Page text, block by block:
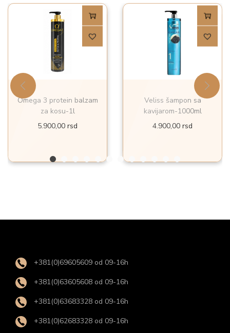
Omega 3 protein balzam
za kosu-1l
5.900,00 rsd
Veliss šampon sa
kavijarom-1000ml
4.900,00 rsd
+381(0)69605609 od 09-16h
+381(0)63605608 od 09-16h
+381(0)63683328 od 09-16h
+381(0)62683328 od 09-16h